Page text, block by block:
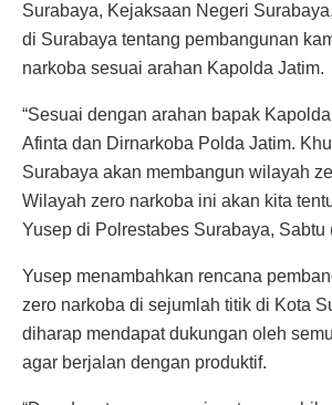
Surabaya, Kejaksaan Negeri
di Surabaya tentang pembangunan
narkoba sesuai arahan Kapolda Jatim.
“Sesuai dengan arahan bapak
Afinta dan Dirnarkoba Polda Jatim.
Surabaya akan membangun wilayah
Wilayah zero narkoba ini akan kita
Yusep di Polrestabes Surabaya, Sabtu
Yusep menambahkan rencana
zero narkoba di sejumlah titik di Kota
diharap mendapat dukungan oleh
agar berjalan dengan produktif.